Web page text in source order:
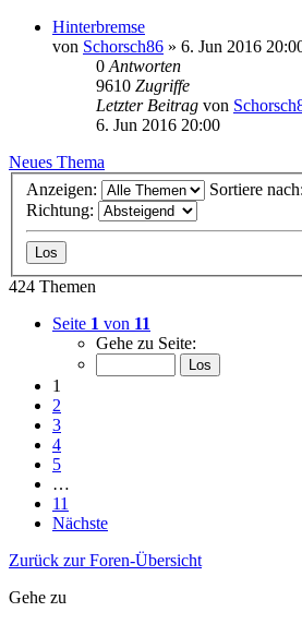
Hinterbremse
von Schorsch86 » 6. Jun 2016
0 Antworten
9610 Zugriffe
Letzter Beitrag von
6. Jun 2016 20:00
Neues Thema
Anzeigen:
Sortiere nach:
Richtung:
424 Themen
Seite 1 von 11
Gehe zu Seite:
1
2
3
4
5
…
11
Nächste
Zurück zur Foren-Übersicht
Gehe zu